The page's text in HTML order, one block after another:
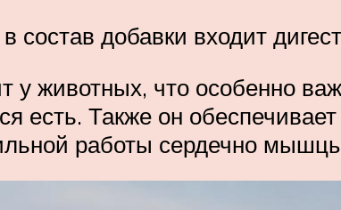
добавки входит
животных, что особенно
есть. Также он
работы сердечно